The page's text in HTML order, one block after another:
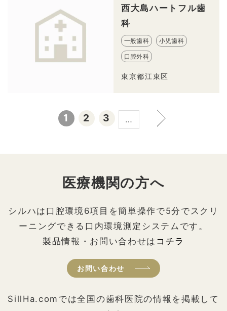
西大島ハートフル歯
科
一般歯科 小児歯科
口腔外科
東京都江東区
1 2 3 …
医療機関の方へ
シルハは口腔環境6項目を簡単操作で5分でスクリ
ーニングできる口内環境測定システムです。
製品情報・お問い合わせは コチラ
お問い合わせ
SillHa.comでは全国の歯科医院の情報を掲載して